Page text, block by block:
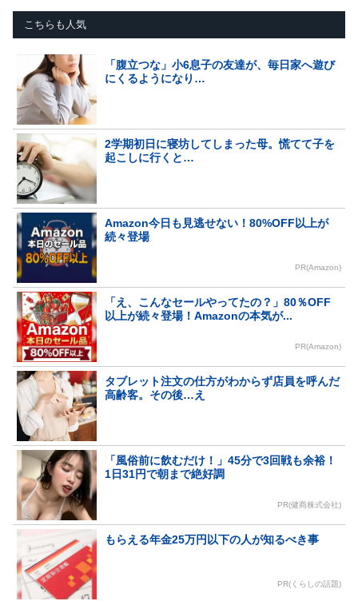
こちらも人気
「腹立つな」小6息子の友達が、毎日家へ遊び
にくるようになり…
2学期初日に寝坊してしまった母。慌てて子を
起こしに行くと…
Amazon今日も見逃せない！80%OFF以上が
続々登場
PR(Amazon)
「え、こんなセールやってたの？」80％OFF
以上が続々登場！Amazonの本気が...
PR(Amazon)
タブレット注文の仕方がわからず店員を呼んだ
高齢客。その後…え
「風俗前に飲むだけ！」45分で3回戦も余裕！
1日31円で朝まで絶好調
PR(健商株式会社)
もらえる年金25万円以下の人が知るべき事
PR(くらしの話題)